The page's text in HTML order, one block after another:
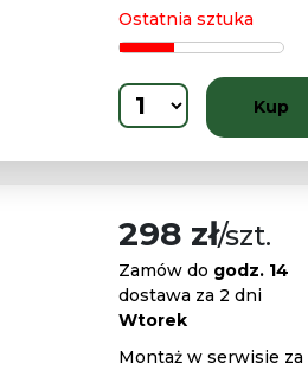
Ostatnia sztuka
Kup
298 zł/szt.
Zamów do godz. 14
dostawa za 2 dni
Wtorek
Montaż w serwisie za